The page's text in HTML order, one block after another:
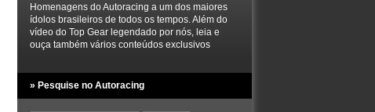
Homenagens do Autoracing a um dos maiores
ídolos brasileiros de todos os tempos. Além do
vídeo do Top Gear legendado por nós, leia e
ouça também vários conteúdos exclusivos
» Pesquise no Autoracing